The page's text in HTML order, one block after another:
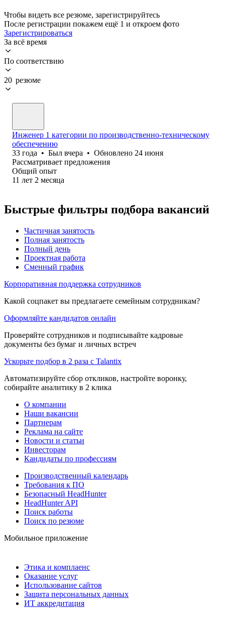
Чтобы видеть все резюме, зарегистрируйтесь
После регистрации покажем ещё 1 и откроем фото
Зарегистрироваться
За всё время
По соответствию
20 резюме
Инженер 1 категории по производственно-техническому
обеспечению
33 года • Был вчера • Обновлено 24 июня
Рассматривает предложения
Общий опыт
11 лет 2 месяца
Быстрые фильтры подбора вакансий
Частичная занятость
Полная занятость
Полный день
Проектная работа
Сменный график
Корпоративная поддержка сотрудников
Какой соцпакет вы предлагаете семейным сотрудникам?
Оформляйте кандидатов онлайн
Проверяйте сотрудников и подписывайте кадровые
документы без бумаг и личных встреч
Ускорьте подбор в 2 раза с Talantix
Автоматизируйте сбор откликов, настройте воронку,
собирайте аналитику в 2 клика
О компании
Наши вакансии
Партнерам
Реклама на сайте
Новости и статьи
Инвесторам
Кандидаты по профессиям
Производственный календарь
Требования к ПО
Безопасный HeadHunter
HeadHunter API
Поиск работы
Поиск по резюме
Мобильное приложение
Этика и комплаенс
Оказание услуг
Использование сайтов
Защита персональных данных
ИТ аккредитация